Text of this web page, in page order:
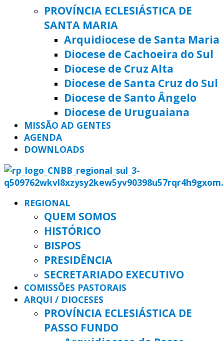
PROVÍNCIA ECLESIÁSTICA DE
SANTA MARIA
Arquidiocese de Santa Maria
Diocese de Cachoeira do Sul
Diocese de Cruz Alta
Diocese de Santa Cruz do Sul
Diocese de Santo Ângelo
Diocese de Uruguaiana
MISSÃO AD GENTES
AGENDA
DOWNLOADS
REGIONAL
QUEM SOMOS
HISTÓRICO
BISPOS
PRESIDÊNCIA
SECRETARIADO EXECUTIVO
COMISSÕES PASTORAIS
ARQUI / DIOCESES
PROVÍNCIA ECLESIÁSTICA DE
PASSO FUNDO